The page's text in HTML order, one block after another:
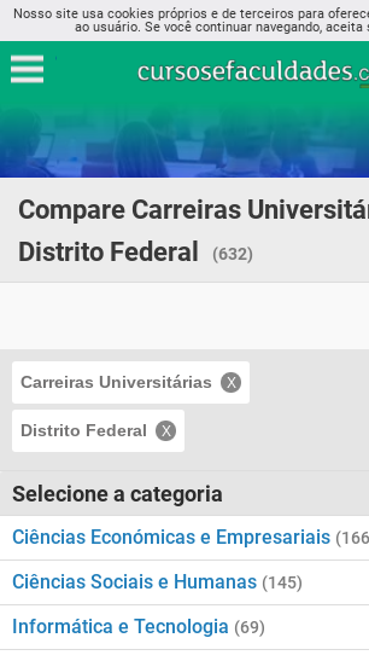
Nosso site usa cookies próprios e de terceiros para
ao usuário. Se você continuar navegando, aceita
Compare Carreiras
Distrito Federal
(632)
Carreiras Universitárias
Distrito Federal
Selecione a categoria
Ciências Económicas e Empresariais
Ciências Sociais e Humanas (145)
Informática e Tecnologia (69)